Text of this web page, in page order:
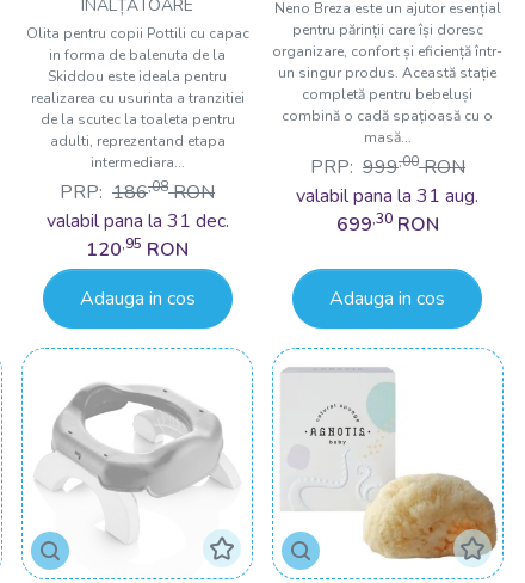
Evening shadow, Gri
ÎNALȚǍTOARE
Olita pentru copii Pottili cu capac
in forma de balenuta de la
Skiddou este ideala pentru
realizarea cu usurinta a tranzitiei
de la scutec la toaleta pentru
adulti, reprezentand etapa
intermediara...
PRP: 186,08 RON
valabil pana la 31 dec.
120,95 RON
Adauga in cos
Neno Breza este un ajutor esențial
pentru părinții care își doresc
organizare, confort și eficiență într-
un singur produs. Această stație
completă pentru bebeluși
combină o cadă spațioasă cu o
masă...
PRP: 999,00 RON
valabil pana la 31 aug.
699,30 RON
Adauga in cos